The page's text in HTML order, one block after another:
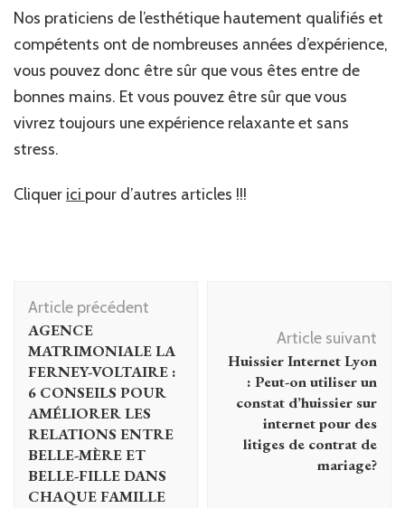
Nos praticiens de l’esthétique hautement qualifiés et
compétents ont de nombreuses années d’expérience,
vous pouvez donc être sûr que vous êtes entre de
bonnes mains. Et vous pouvez être sûr que vous
vivrez toujours une expérience relaxante et sans
stress.
Cliquer ici pour d’autres articles !!!
Navigation
d'article
Article précédent
AGENCE
MATRIMONIALE LA
FERNEY-VOLTAIRE :
6 CONSEILS POUR
AMÉLIORER LES
RELATIONS ENTRE
BELLE-MÈRE ET
BELLE-FILLE DANS
CHAQUE FAMILLE
Article suivant
Huissier Internet Lyon
: Peut-on utiliser un
constat d’huissier sur
internet pour des
litiges de contrat de
mariage?